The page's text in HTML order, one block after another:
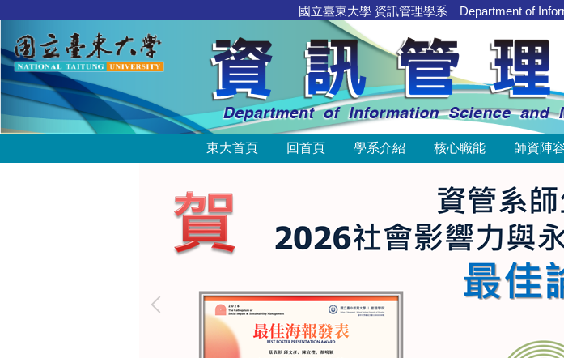
主
要
區
國立臺東大學 資訊管理學系 Department of
東大首頁 回首頁 學系介紹 核心職能 師資陣容